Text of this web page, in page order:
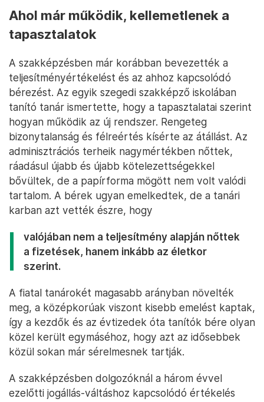
Ahol már működik, kellemetlenek a
tapasztalatok
A szakképzésben már korábban bevezették a
teljesítményértékelést és az ahhoz kapcsolódó
bérezést. Az egyik szegedi szakképző iskolában
tanító tanár ismertette, hogy a tapasztalatai szerint
hogyan működik az új rendszer. Rengeteg
bizonytalanság és félreértés kísérte az átállást. Az
adminisztrációs terheik nagymértékben nőttek,
ráadásul újabb és újabb kötelezettségekkel
bővültek, de a papírforma mögött nem volt valódi
tartalom. A bérek ugyan emelkedtek, de a tanári
karban azt vették észre, hogy
valójában nem a teljesítmény alapján nőttek
a fizetések, hanem inkább az életkor
szerint.
A fiatal tanárokét magasabb arányban növelték
meg, a középkorúak viszont kisebb emelést kaptak,
így a kezdők és az évtizedek óta tanítók bére olyan
közel került egymáséhoz, hogy azt az idősebbek
közül sokan már sérelmesnek tartják.
A szakképzésben dolgozóknál a három évvel
ezelőtti jogállás-váltáshoz kapcsolódó értékelés